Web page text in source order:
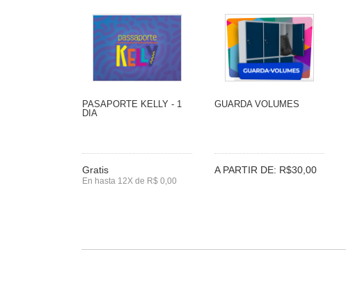
PASAPORTE KELLY - 1
DIA
Gratis
En hasta 12X de R$ 0,00
GUARDA VOLUMES
A PARTIR DE: R$30,00